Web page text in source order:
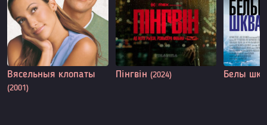
Вясельныя клопаты
(2001)
Пінгвін (2024) Белы